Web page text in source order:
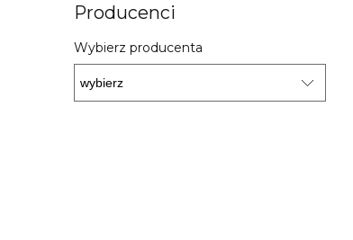
Producenci
Wybierz producenta